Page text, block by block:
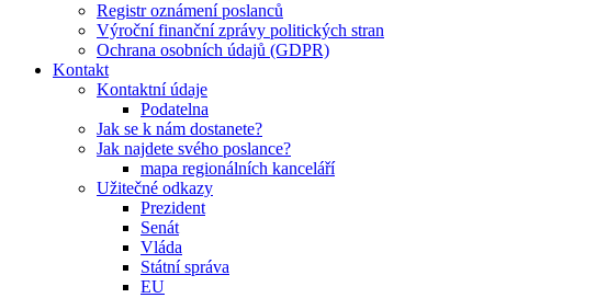
Registr oznámení poslanců
Výroční finanční zprávy politických stran
Ochrana osobních údajů (GDPR)
Kontakt
Kontaktní údaje
Podatelna
Jak se k nám dostanete?
Jak najdete svého poslance?
mapa regionálních kanceláří
Užitečné odkazy
Prezident
Senát
Vláda
Státní správa
EU